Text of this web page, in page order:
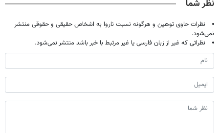
نظر شما
نظرات حاوی توهین و هرگونه نسبت ناروا به اشخاص حقیقی و حقوقی منتشر
نمی‌شود.
نظراتی که غیر از زبان فارسی یا غیر مرتبط با خبر باشد منتشر نمی‌شود.